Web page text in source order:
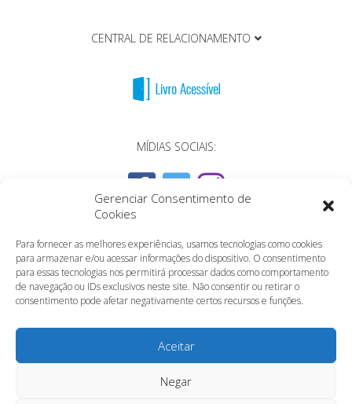
Gerenciar Consentimento de
Cookies
Para fornecer as melhores experiências, usamos tecnologias como cookies
para armazenar e/ou acessar informações do dispositivo. O consentimento
para essas tecnologias nos permitirá processar dados como comportamento
de navegação ou IDs exclusivos neste site. Não consentir ou retirar o
consentimento pode afetar negativamente certos recursos e funções.
Aceitar
Negar
CENTRAL DE RELACIONAMENTO
MÍDIAS SOCIAIS: